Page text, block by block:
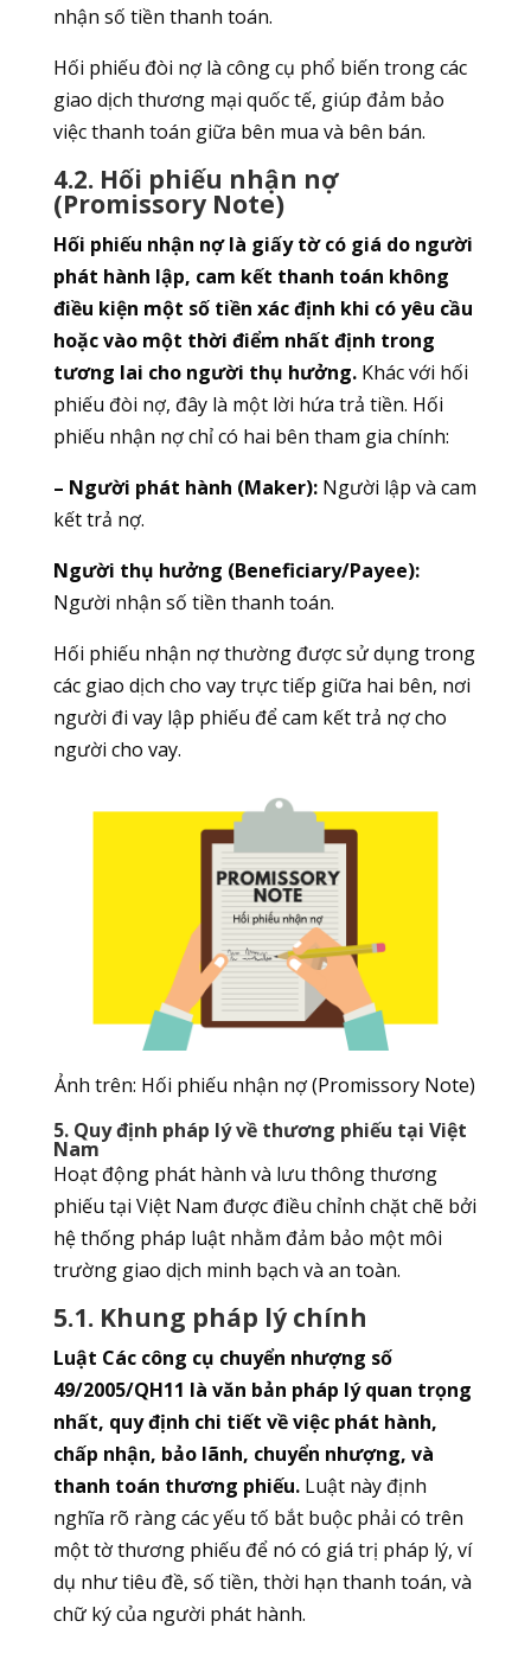
nhận số tiền thanh toán.
Hối phiếu đòi nợ là công cụ phổ biến trong các
giao dịch thương mại quốc tế, giúp đảm bảo
việc thanh toán giữa bên mua và bên bán.
4.2. Hối phiếu nhận nợ
(Promissory Note)
Hối phiếu nhận nợ là giấy tờ có giá do người
phát hành lập, cam kết thanh toán không
điều kiện một số tiền xác định khi có yêu cầu
hoặc vào một thời điểm nhất định trong
tương lai cho người thụ hưởng.Khác với hối
phiếu đòi nợ, đây là một lời hứa trả tiền. Hối
phiếu nhận nợ chỉ có hai bên tham gia chính:
– Người phát hành (Maker):Người lập và cam
kết trả nợ.
Người thụ hưởng (Beneficiary/Payee):
Người nhận số tiền thanh toán.
Hối phiếu nhận nợ thường được sử dụng trong
các giao dịch cho vay trực tiếp giữa hai bên, nơi
người đi vay lập phiếu để cam kết trả nợ cho
người cho vay.
Ảnh trên: Hối phiếu nhận nợ (Promissory Note)
5. Quy định pháp lý về thương phiếu tại Việt
Nam
Hoạt động phát hành và lưu thông thương
phiếu tại Việt Nam được điều chỉnh chặt chẽ bởi
hệ thống pháp luật nhằm đảm bảo một môi
trường giao dịch minh bạch và an toàn.
5.1. Khung pháp lý chính
Luật Các công cụ chuyển nhượng số
49/2005/QH11 là văn bản pháp lý quan trọng
nhất, quy định chi tiết về việc phát hành,
chấp nhận, bảo lãnh, chuyển nhượng, và
thanh toán thương phiếu.Luật này định
nghĩa rõ ràng các yếu tố bắt buộc phải có trên
một tờ thương phiếu để nó có giá trị pháp lý, ví
dụ như tiêu đề, số tiền, thời hạn thanh toán, và
chữ ký của người phát hành.